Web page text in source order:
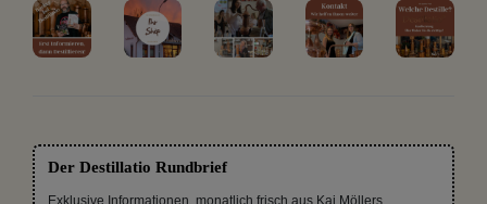
Der Destillatio Rundbrief